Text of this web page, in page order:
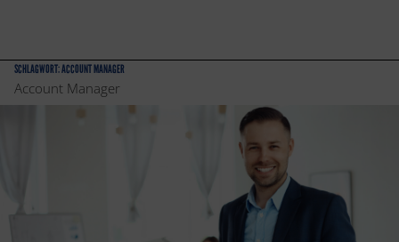
SCHLAGWORT:ACCOUNT MANAGER
Account Manager